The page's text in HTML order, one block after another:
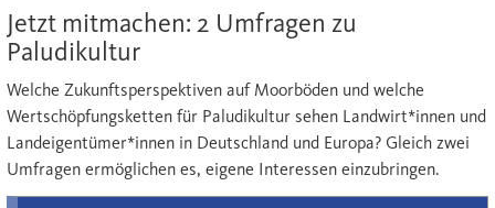
Jetzt mitmachen: 2 Umfragen zu
Paludikultur
Welche Zukunftsperspektiven auf Moorböden und welche
Wertschöpfungsketten für Paludikultur sehen Landwirt*innen und
Landeigentümer*innen in Deutschland und Europa? Gleich zwei
Umfragen ermöglichen es, eigene Interessen einzubringen.